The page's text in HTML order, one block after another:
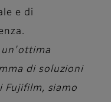
e di
un'ottima
di soluzioni
Fujifilm, siamo